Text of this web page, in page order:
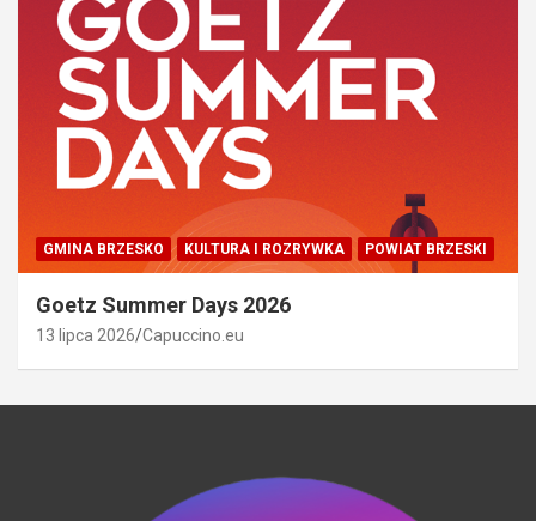
GMINA BRZESKO KULTURA I ROZRYWKA POWIAT BRZESKI
Goetz Summer Days 2026
13 lipca 2026 Capuccino.eu